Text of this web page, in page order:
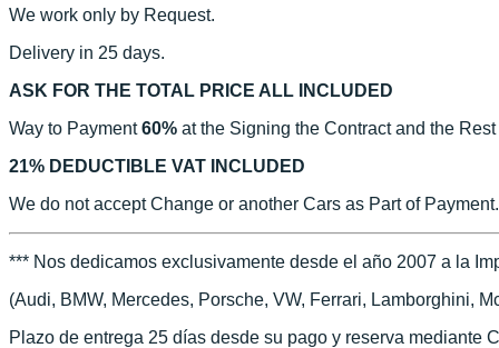
We work only by Request.
Delivery in 25 days.
ASK FOR THE TOTAL PRICE ALL INCLUDED
Way to Payment60% at the Signing the Contract and the
21% DEDUCTIBLE VAT INCLUDED
We do not accept Change or another Cars as Part of Payment.
*** Nos dedicamos exclusivamente desde el año 2007 a la
(Audi, BMW, Mercedes, Porsche, VW, Ferrari, Lamborghini,
Plazo de entrega 25 días desde su pago y reserva mediante